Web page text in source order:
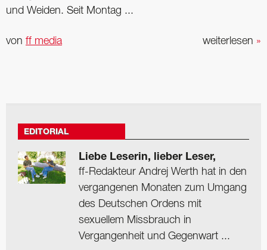
und Weiden. Seit Montag ...
weiterlesen »
von ff media
EDITORIAL
Liebe Leserin, lieber Leser,
ff-Redakteur Andrej Werth hat in den
vergangenen Monaten zum Umgang
des Deutschen Ordens mit
sexuellem Missbrauch in
Vergangenheit und Gegenwart ...